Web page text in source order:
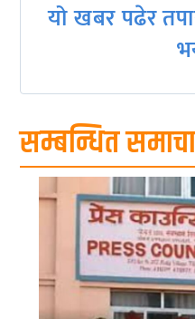
यो खबर पढेर
सम्बन्धित